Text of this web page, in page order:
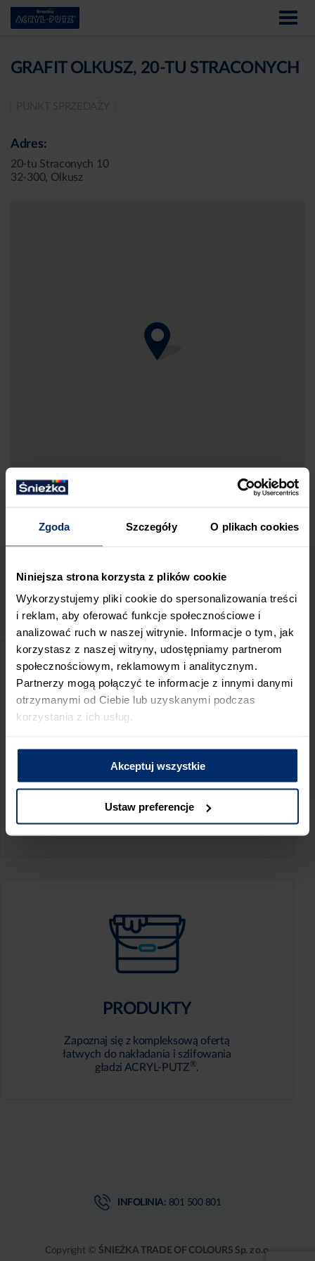
Zgoda Szczegóły O plikach cookies
Niniejsza strona korzysta z plików cookie
Wykorzystujemy pliki cookie do spersonalizowania treści
i reklam, aby oferować funkcje społecznościowe i
analizować ruch w naszej witrynie. Informacje o tym, jak
korzystasz z naszej witryny, udostępniamy partnerom
społecznościowym, reklamowym i analitycznym.
Partnerzy mogą połączyć te informacje z innymi danymi
otrzymanymi od Ciebie lub uzyskanymi podczas
korzystania z ich usług.
Akceptuj wszystkie
Ustaw preferencje
GRAFIT OLKUSZ, 20-TU STRACONYCH
Adres:
20-tu Straconych 10
32-300, Olkusz
ZGŁOŚ BŁĄD
PRZED WIZYTĄ W SKLEPIE POLECAMY:
KALKULATOR ZUŻYCIA
Oblicz, jaką ilość produktów potrzebujesz,
aby perfekcyjnie wygładzić swoje ściany.
PRODUKTY
Zapoznaj się z kompleksową ofertą
łatwych do nakładania i szlifowania
gładzi ACRYL-PUTZ®.
INFOLINIA: 801 500 801
Copyright © ŚNIEŻKA TRADE OF COLOURS Sp. z o.o.